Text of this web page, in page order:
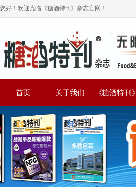
您好！欢迎光临《糖酒特刊》杂志官网！
首页 关于我们 《糖酒特刊》